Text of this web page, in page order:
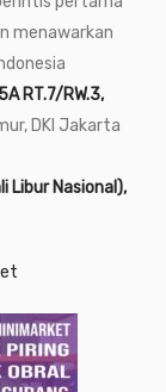
menawarkan
RT.7/RW.3,
DKI Jakarta
Libur Nasional),